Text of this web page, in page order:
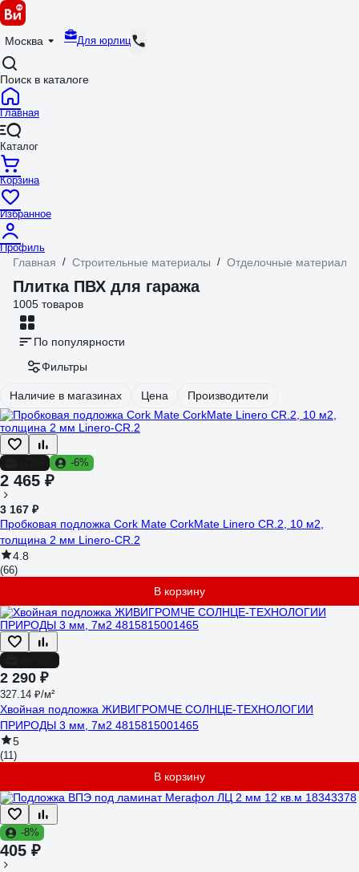
Москва Для юрлиц
Поиск в каталоге
Главная
Каталог
Корзина
Избранное
Профиль
Главная / Строительные материалы / Отделочные материалы
Плитка ПВХ для гаража
1005 товаров
По популярности
Фильтры
Наличие в магазинах Цена Производители
-6%
2 465 ₽
3 167 ₽
Пробковая подложка Cork Mate CorkMate Linero CR.2, 10 м2,
толщина 2 мм Linero-CR.2
4.8
(66)
В корзину
2 290 ₽
327.14 ₽/м²
Хвойная подложка ЖИВИГРОМЧЕ СОЛНЦЕ-ТЕХНОЛОГИИ
ПРИРОДЫ 3 мм, 7м2 4815815001465
5
(11)
В корзину
-8%
405 ₽